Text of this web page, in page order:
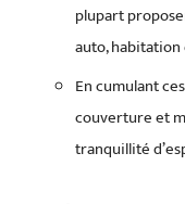
plupart
auto,
En cumulant
couverture et
tranquillité